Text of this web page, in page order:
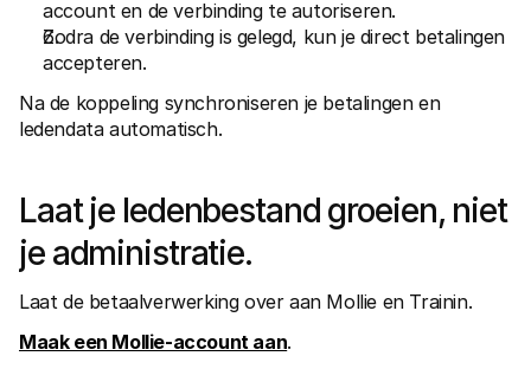
account en de verbinding te autoriseren.
Zodra de verbinding is gelegd, kun je direct betalingen
accepteren.
Na de koppeling synchroniseren je betalingen en
ledendata automatisch.
Laat je ledenbestand groeien, niet
je administratie.
Laat de betaalverwerking over aan Mollie en Trainin.
Maak een Mollie-account aan.